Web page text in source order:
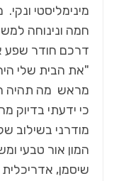
מינימליסטי
חמה ונינוחה
דרכם חודר שפע
"את הבית שלי
מראש מה תהיה
כי ידעתי בדיוק
מודרני בשילוב
המון אור טבעי
שיסמן,